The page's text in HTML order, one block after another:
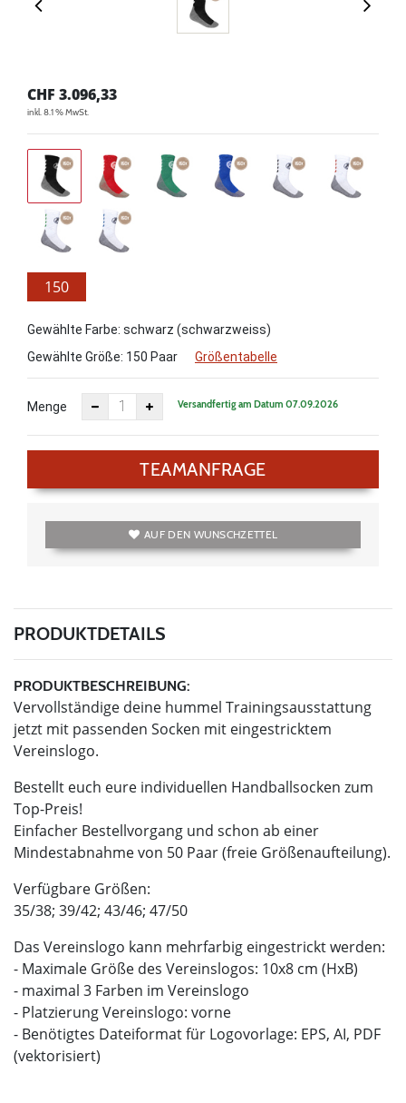
CHF 3.096,33
inkl. 8.1 % MwSt.
150
Gewählte Farbe: schwarz (schwarzweiss)
Gewählte Größe: 150 Paar Größentabelle
Menge Versandfertig am Datum 07.09.2026
TEAMANFRAGE
AUF DEN WUNSCHZETTEL
PRODUKTDETAILS
PRODUKTBESCHREIBUNG:
Vervollständige deine hummel Trainingsausstattung
jetzt mit passenden Socken mit eingestricktem
Vereinslogo.
Bestellt euch eure individuellen Handballsocken zum
Top-Preis!
Einfacher Bestellvorgang und schon ab einer
Mindestabnahme von 50 Paar (freie Größenaufteilung).
Verfügbare Größen:
35/38; 39/42; 43/46; 47/50
Das Vereinslogo kann mehrfarbig eingestrickt werden:
- Maximale Größe des Vereinslogos: 10x8 cm (HxB)
- maximal 3 Farben im Vereinslogo
- Platzierung Vereinslogo: vorne
- Benötigtes Dateiformat für Logovorlage: EPS, AI, PDF
(vektorisiert)